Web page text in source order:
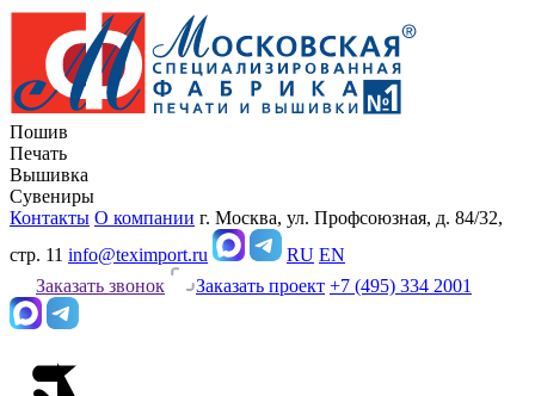
Пошив
Печать
Вышивка
Сувениры
Контакты О компании г. Москва, ул. Профсоюзная, д. 84/32,
стр. 11 info@teximport.ru RU EN
Заказать звонок
Заказать проект +7 (495) 334 2001